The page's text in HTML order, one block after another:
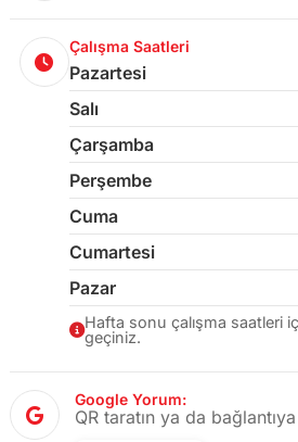
Çalışma Saatleri
Pazartesi
Salı
Çarşamba
Perşembe
Cuma
Cumartesi
Pazar
Hafta sonu çalışma saatleri
geçiniz.
Google Yorum:
QR taratın ya da bağlantıya